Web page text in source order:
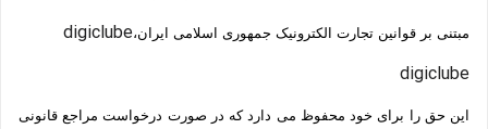
digiclubeمبتنی بر قوانین تجارت الکترونیک جمهوری اسلامی ایران،
digiclube
این حق را برای خود محفوظ می دارد که در صورت درخواست مراجع قانونی